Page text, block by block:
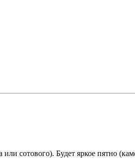
сотового). Будет яркое пятно